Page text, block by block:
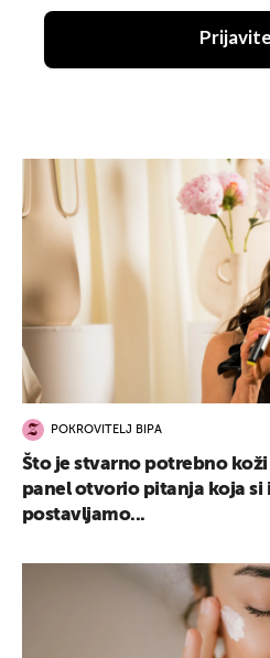
POKROVITELJ BIPA
Što je stvarno potrebno
panel otvorio pitanja koja si
postavljamo...